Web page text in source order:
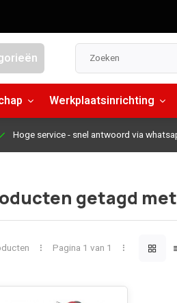
Werkplaatsinrichting
Hoge service- snel antwoord via
getagd
Pagina 1 van 1